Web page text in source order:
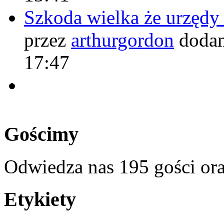
Szkoda wielka że
przez arthurgordon
17:47
Gościmy
Odwiedza nas 195 gości
Etykiety